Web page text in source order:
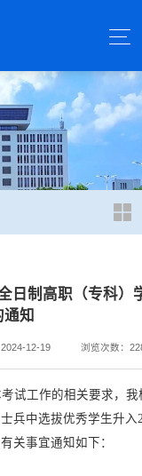
日制高职（专科）
通知
12-19 浏览次数：
试工作的相关要求，我
兵中选拔优秀学生升入
关事宜通知如下：